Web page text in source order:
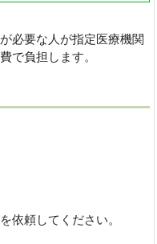
必要な人が指定医療機関
で負担します。
依頼してください。